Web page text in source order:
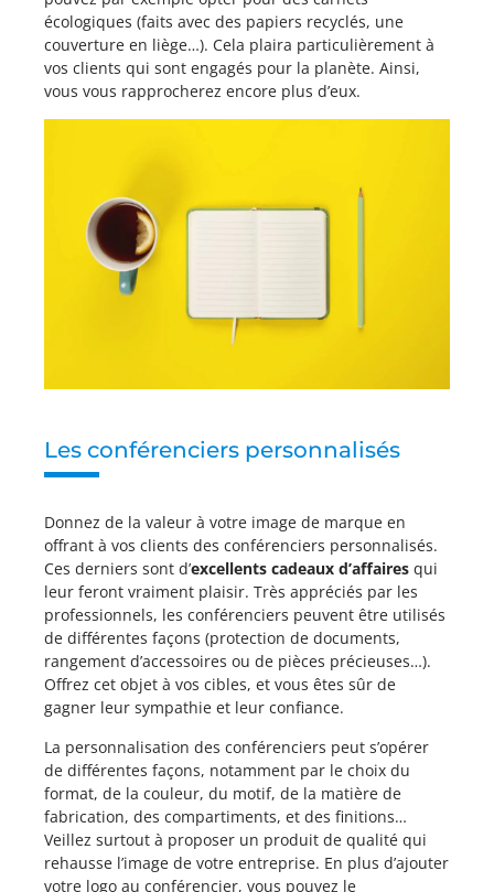
écologiques (faits avec des papiers recyclés, une
couverture en liège…). Cela plaira particulièrement à
vos clients qui sont engagés pour la planète. Ainsi,
vous vous rapprocherez encore plus d’eux.
Les conférenciers personnalisés
Donnez de la valeur à votre image de marque en
offrant à vos clients des conférenciers personnalisés.
Ces derniers sont d’excellents cadeaux d’affaires qui
leur feront vraiment plaisir. Très appréciés par les
professionnels, les conférenciers peuvent être utilisés
de différentes façons (protection de documents,
rangement d’accessoires ou de pièces précieuses…).
Offrez cet objet à vos cibles, et vous êtes sûr de
gagner leur sympathie et leur confiance.
La personnalisation des conférenciers peut s’opérer
de différentes façons, notamment par le choix du
format, de la couleur, du motif, de la matière de
fabrication, des compartiments, et des finitions…
Veillez surtout à proposer un produit de qualité qui
rehausse l’image de votre entreprise. En plus d’ajouter
votre logo au conférencier, vous pouvez le